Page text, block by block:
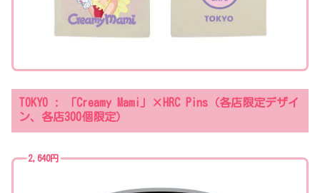
TOKYO : 「Creamy Mami」×HRC Pins（各店限定デザイ
ン、各店300個限定）
2,640円